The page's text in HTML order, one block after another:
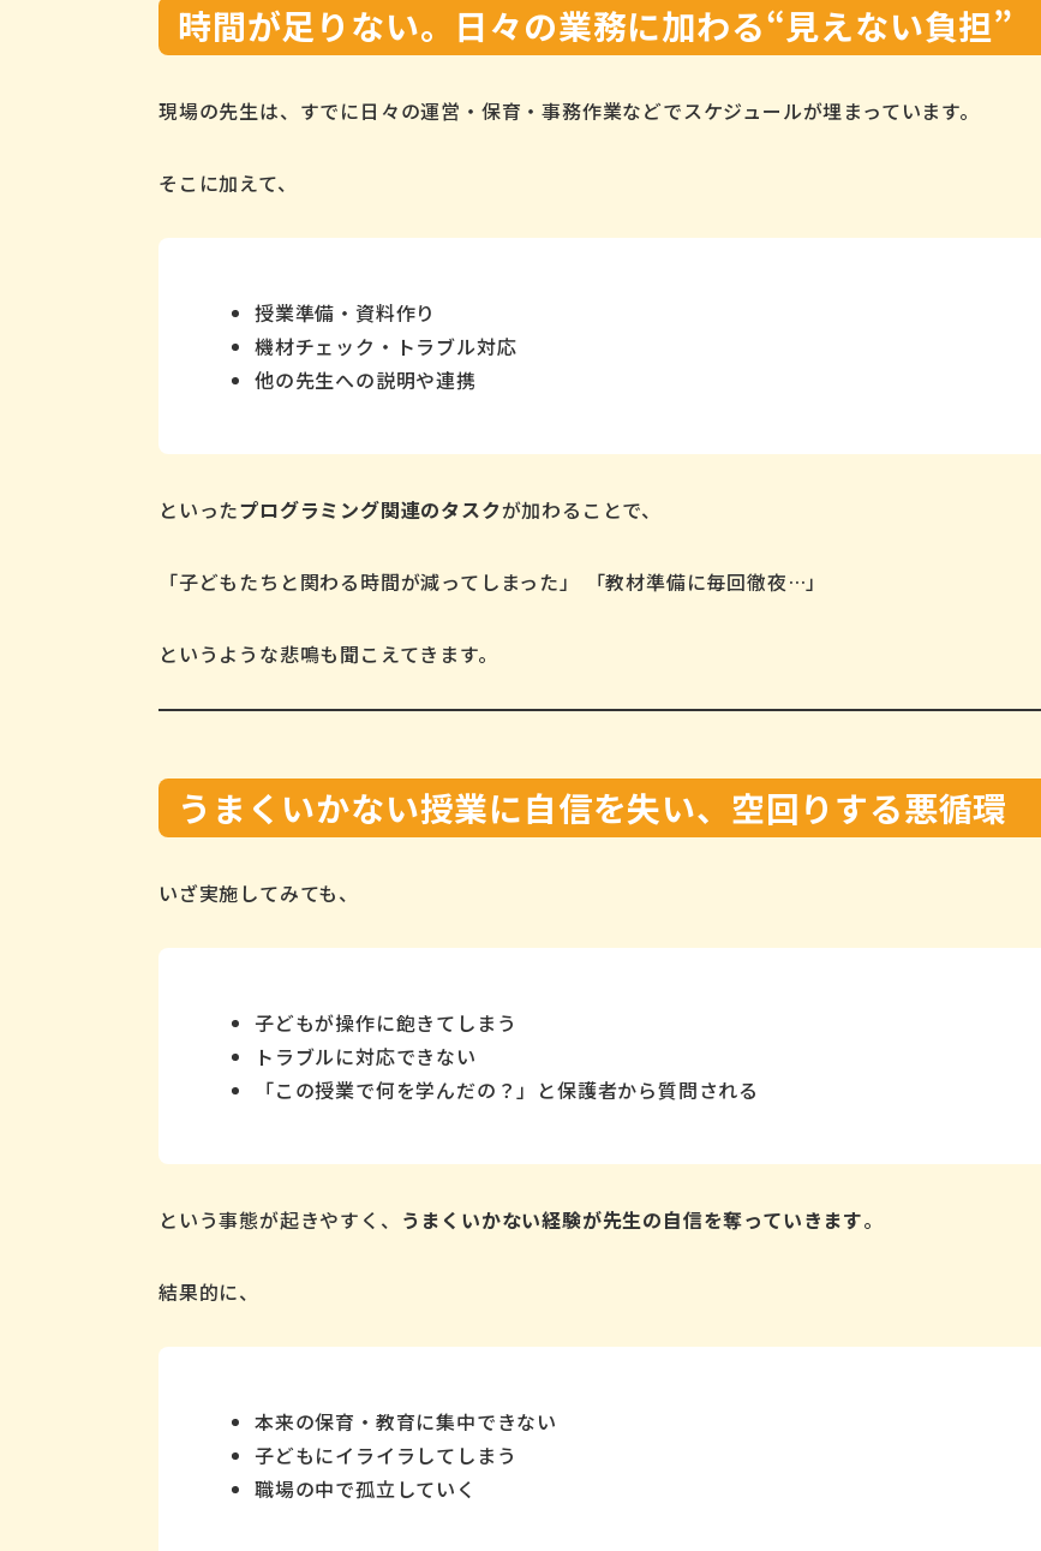
時間が足りない。日々の業務に加わる“見えない負担”
現場の先生は、すでに日々の運営・保育・事務作業などでスケジュールが埋まっています。
そこに加えて、
授業準備・資料作り
機材チェック・トラブル対応
他の先生への説明や連携
といったプログラミング関連のタスクが加わることで、
「子どもたちと関わる時間が減ってしまった」 「教材準備に毎回徹夜…」
というような悲鳴も聞こえてきます。
うまくいかない授業に自信を失い、空回りする悪循環
いざ実施してみても、
子どもが操作に飽きてしまう
トラブルに対応できない
「この授業で何を学んだの？」と保護者から質問される
という事態が起きやすく、 うまくいかない経験が先生の自信を奪っていきます。
結果的に、
本来の保育・教育に集中できない
子どもにイライラしてしまう
職場の中で孤立していく